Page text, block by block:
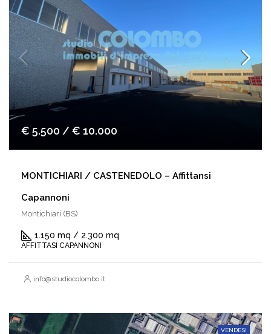
€ 5.500 / € 10.000
MONTICHIARI / CASTENEDOLO – Affittansi
Capannoni
Montichiari (BS)
1.150 mq / 2.300 mq
AFFITTASI CAPANNONI
info@studiocolombo.it
VENDESI